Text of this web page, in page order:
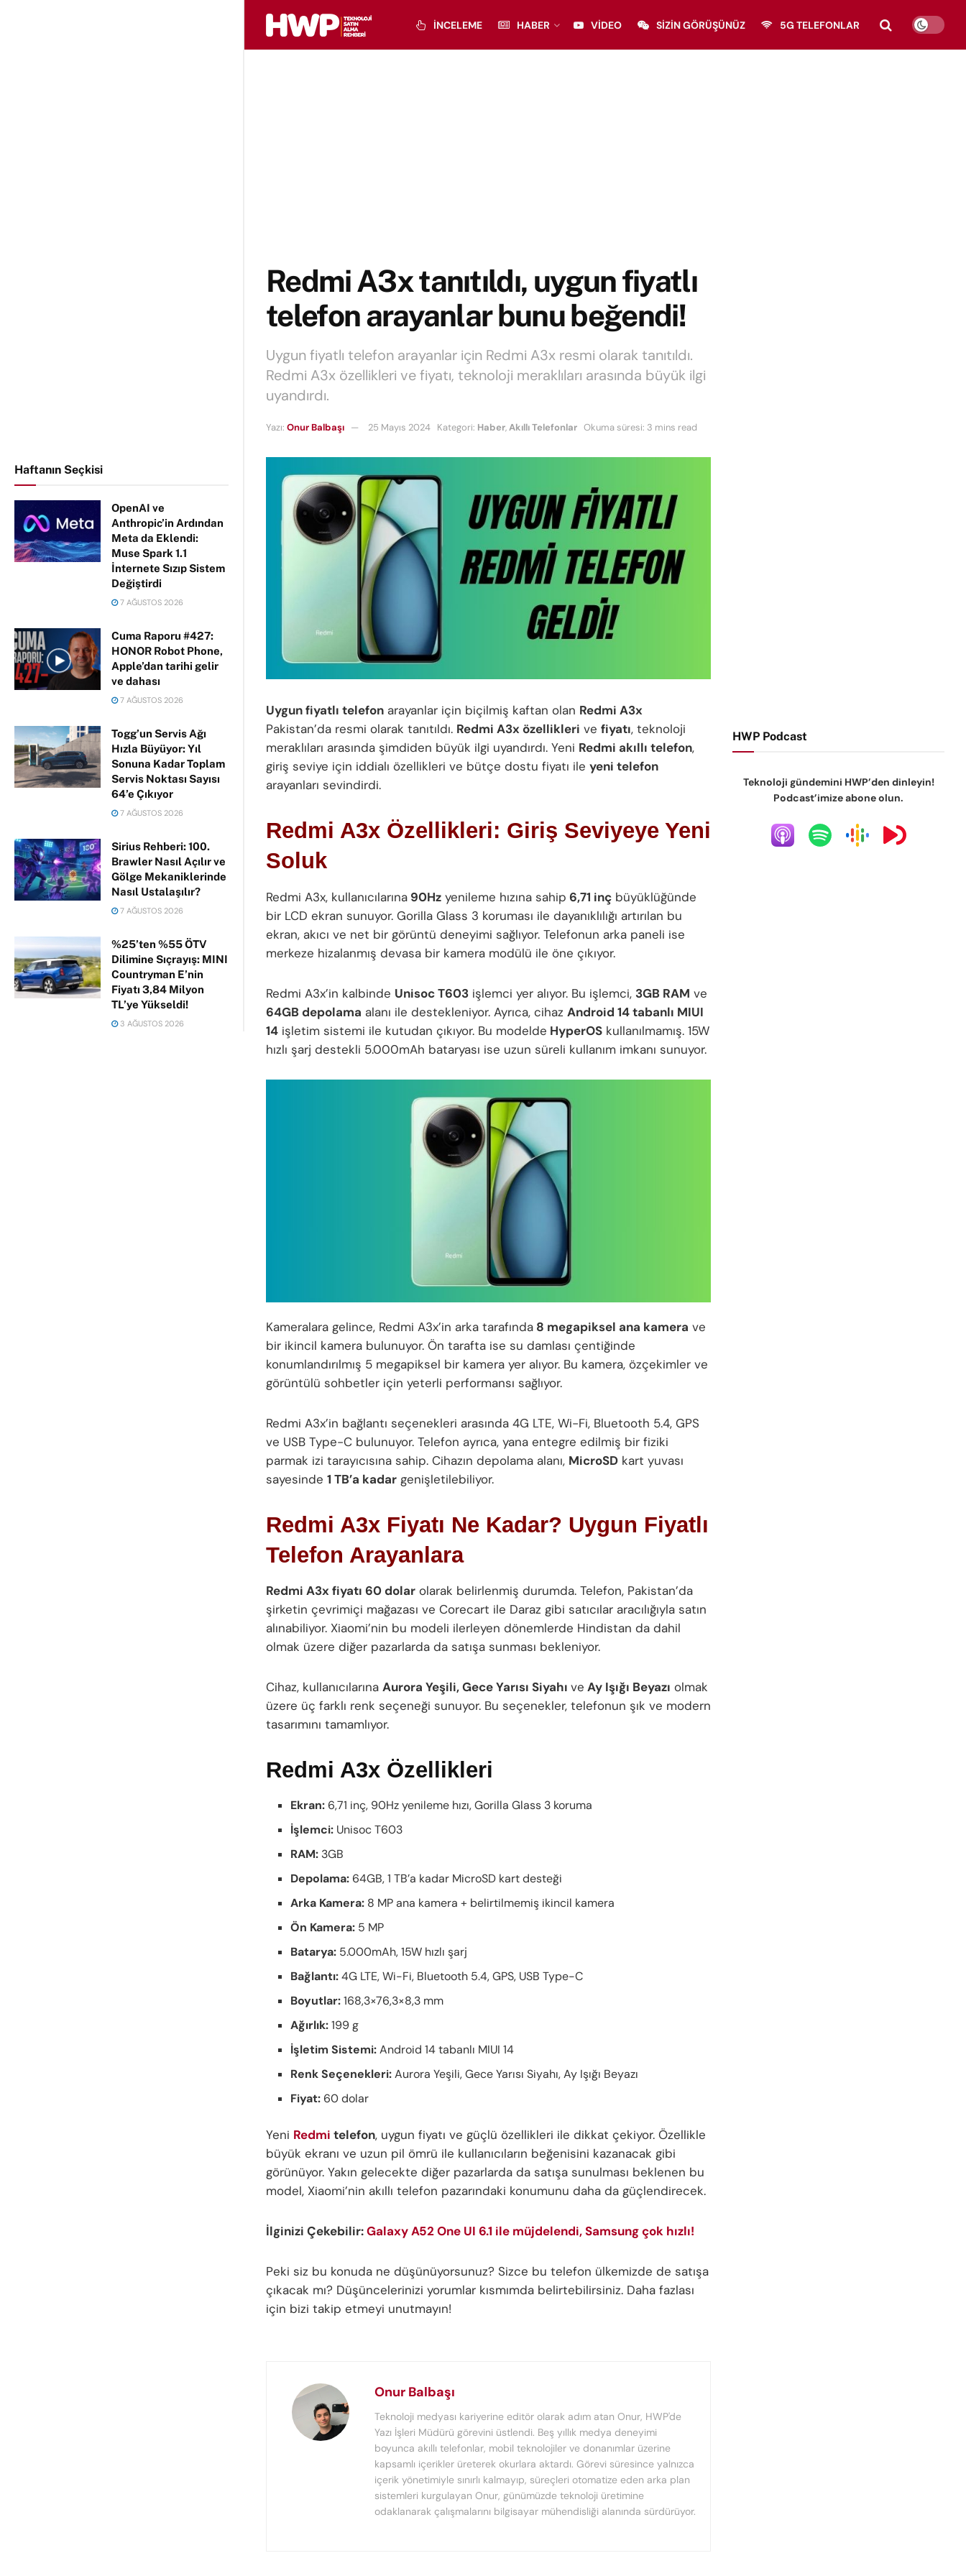
Haftanın Seçkisi
OpenAI ve
Anthropic’in Ardından
Meta da Eklendi:
Muse Spark 1.1
İnternete Sızıp Sistem
Değiştirdi
7 AĞUSTOS 2026
Cuma Raporu #427:
HONOR Robot Phone,
Apple’dan tarihi gelir
ve dahası
7 AĞUSTOS 2026
Togg’un Servis Ağı
Hızla Büyüyor: Yıl
Sonuna Kadar Toplam
Servis Noktası Sayısı
64’e Çıkıyor
7 AĞUSTOS 2026
Sirius Rehberi: 100.
Brawler Nasıl Açılır ve
Gölge Mekaniklerinde
Nasıl Ustalaşılır?
7 AĞUSTOS 2026
%25’ten %55 ÖTV
Dilimine Sıçrayış: MINI
Countryman E’nin
Fiyatı 3,84 Milyon
TL’ye Yükseldi!
3 AĞUSTOS 2026
İNCELEME HABER VIDEO SIZIN GÖRÜŞÜNÜZ 5G TELEFONLAR
Redmi A3x tanıtıldı, uygun fiyatlı
telefon arayanlar bunu beğendi!
Uygun fiyatlı telefon arayanlar için Redmi A3x resmi olarak tanıtıldı.
Redmi A3x özellikleri ve fiyatı, teknoloji meraklıları arasında büyük ilgi
uyandırdı.
Yazı: Onur Balbaşı 25 Mayıs 2024 Kategori: Haber,Akıllı Telefonlar Okuma süresi: 3 mins read
Uygun fiyatlı telefon arayanlar için biçilmiş kaftan olan Redmi A3x
Pakistan’da resmi olarak tanıtıldı. Redmi A3x özellikleri ve fiyatı, teknoloji
meraklıları arasında şimdiden büyük ilgi uyandırdı. Yeni Redmi akıllı telefon,
giriş seviye için iddialı özellikleri ve bütçe dostu fiyatı ile yeni telefon
arayanları sevindirdi.
Redmi A3x Özellikleri: Giriş Seviyeye Yeni
Soluk
Redmi A3x, kullanıcılarına 90Hz yenileme hızına sahip 6,71 inç büyüklüğünde
bir LCD ekran sunuyor. Gorilla Glass 3 koruması ile dayanıklılığı artırılan bu
ekran, akıcı ve net bir görüntü deneyimi sağlıyor. Telefonun arka paneli ise
merkeze hizalanmış devasa bir kamera modülü ile öne çıkıyor.
Redmi A3x’in kalbinde Unisoc T603 işlemci yer alıyor. Bu işlemci, 3GB RAM ve
64GB depolama alanı ile destekleniyor. Ayrıca, cihaz Android 14 tabanlı MIUI
14 işletim sistemi ile kutudan çıkıyor. Bu modelde HyperOS kullanılmamış. 15W
hızlı şarj destekli 5.000mAh bataryası ise uzun süreli kullanım imkanı sunuyor.
Kameralara gelince, Redmi A3x’in arka tarafında 8 megapiksel ana kamera ve
bir ikincil kamera bulunuyor. Ön tarafta ise su damlası çentiğinde
konumlandırılmış 5 megapiksel bir kamera yer alıyor. Bu kamera, özçekimler ve
görüntülü sohbetler için yeterli performansı sağlıyor.
Redmi A3x’in bağlantı seçenekleri arasında 4G LTE, Wi-Fi, Bluetooth 5.4, GPS
ve USB Type-C bulunuyor. Telefon ayrıca, yana entegre edilmiş bir fiziki
parmak izi tarayıcısına sahip. Cihazın depolama alanı, MicroSD kart yuvası
sayesinde 1 TB’a kadar genişletilebiliyor.
Redmi A3x Fiyatı Ne Kadar? Uygun Fiyatlı
Telefon Arayanlara
Redmi A3x fiyatı 60 dolar olarak belirlenmiş durumda. Telefon, Pakistan’da
şirketin çevrimiçi mağazası ve Corecart ile Daraz gibi satıcılar aracılığıyla satın
alınabiliyor. Xiaomi’nin bu modeli ilerleyen dönemlerde Hindistan da dahil
olmak üzere diğer pazarlarda da satışa sunması bekleniyor.
Cihaz, kullanıcılarına Aurora Yeşili, Gece Yarısı Siyahı ve Ay Işığı Beyazı olmak
üzere üç farklı renk seçeneği sunuyor. Bu seçenekler, telefonun şık ve modern
tasarımını tamamlıyor.
Redmi A3x Özellikleri
Ekran: 6,71 inç, 90Hz yenileme hızı, Gorilla Glass 3 koruma
İşlemci: Unisoc T603
RAM: 3GB
Depolama: 64GB, 1 TB’a kadar MicroSD kart desteği
Arka Kamera: 8 MP ana kamera + belirtilmemiş ikincil kamera
Ön Kamera: 5 MP
Batarya: 5.000mAh, 15W hızlı şarj
Bağlantı:4G LTE, Wi-Fi, Bluetooth 5.4, GPS, USB Type-C
Boyutlar:168,3×76,3×8,3 mm
Ağırlık:199 g
İşletim Sistemi:Android 14 tabanlı MIUI 14
Renk Seçenekleri:Aurora Yeşili, Gece Yarısı Siyahı, Ay Işığı Beyazı
Fiyat: 60 dolar
Yeni Redmi telefon, uygun fiyatı ve güçlü özellikleri ile dikkat çekiyor. Özellikle
büyük ekranı ve uzun pil ömrü ile kullanıcıların beğenisini kazanacak gibi
görünüyor. Yakın gelecekte diğer pazarlarda da satışa sunulması beklenen bu
model, Xiaomi’nin akıllı telefon pazarındaki konumunu daha da güçlendirecek.
İlginizi Çekebilir:Galaxy A52 One UI 6.1 ile müjdelendi, Samsung çok hızlı!
Peki siz bu konuda ne düşünüyorsunuz? Sizce bu telefon ülkemizde de satışa
çıkacak mı? Düşüncelerinizi yorumlar kısmımda belirtebilirsiniz. Daha fazlası
için bizi takip etmeyi unutmayın!
Onur Balbaşı
Teknoloji medyası kariyerine editör olarak adım atan Onur, HWP'de
Yazı İşleri Müdürü görevini üstlendi. Beş yıllık medya deneyimi
boyunca akıllı telefonlar, mobil teknolojiler ve donanımlar üzerine
kapsamlı içerikler üreterek okurlara aktardı. Görevi süresince yalnızca
içerik yönetimiyle sınırlı kalmayıp, süreçleri otomatize eden arka plan
sistemleri kurgulayan Onur, günümüzde teknoloji üretimine
odaklanarak çalışmalarını bilgisayar mühendisliği alanında sürdürüyor.
HWP Podcast
Teknoloji gündemini HWP’den dinleyin!
Podcast’imize abone olun.